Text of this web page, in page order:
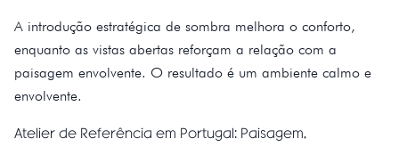
A introdução estratégica de sombra melhora o conforto,
enquanto as vistas abertas reforçam a relação com a
paisagem envolvente. O resultado é um ambiente calmo e
envolvente.
Atelier de Referência em Portugal: Paisagem,